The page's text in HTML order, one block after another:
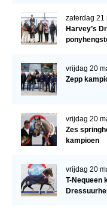
zaterdag 21
Harvey’s
vrijdag 20
Zepp
vrijdag 20
Zes
kampioen
vrijdag 20
T-Nequeen